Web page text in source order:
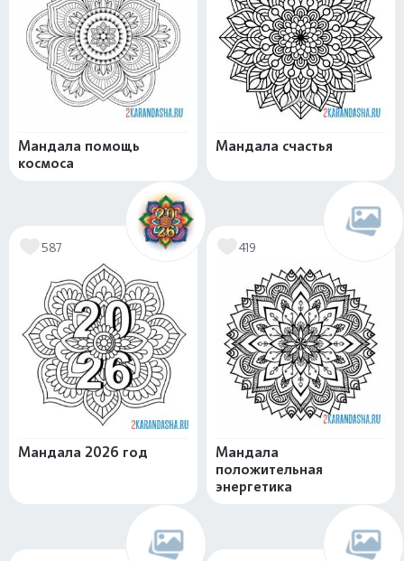
Мандала помощь
космоса
Мандала счастья
587
Мандала 2026 год
419
Мандала
положительная
энергетика